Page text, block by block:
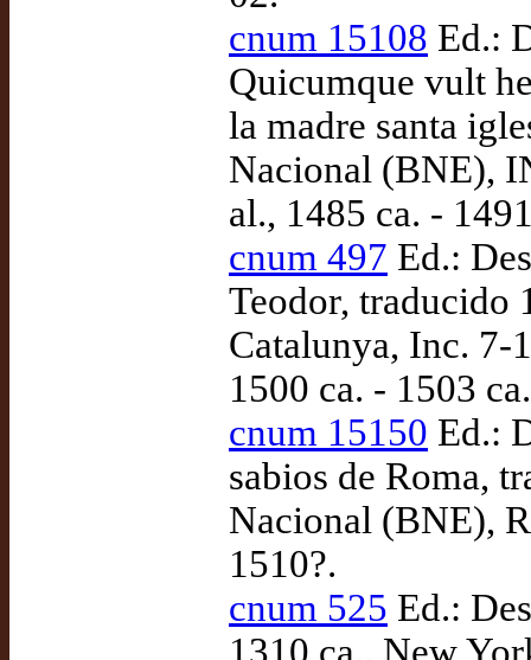
cnum 15108 Ed.:
Quicumque vult
la madre santa
Nacional (BNE),
al., 1485 ca. -
cnum 497 Ed.:
Teodor, traducido
Catalunya, Inc. 7-
1500 ca. - 1503 ca.
cnum 15150 Ed.:
sabios de Roma,
Nacional (BNE),
1510?.
cnum 525 Ed.: